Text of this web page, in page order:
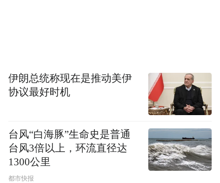
来，正加快以西部陆海新通道为牵引的开放
通道建设，立足水公铁多式联运、综合保税
区开放平台便利，不断完善枢纽通道基础设
施，做强通道品牌，拓展通道路线。
“这是我们新安装的智能门吊，上面被起吊的
集装箱里装着即将运往东南亚地区的化工品
伊朗总统称现在是推动美伊
协议最好时机
台风“白海豚”生命史是普通
台风3倍以上，环流直径达
1300公里
都市快报